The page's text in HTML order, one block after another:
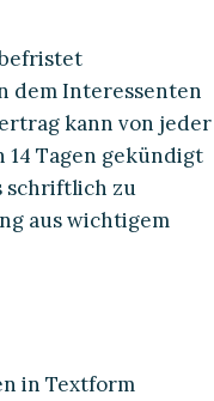
dem Interessenten
kann von jeder
Tagen gekündigt
schriftlich zu
aus wichtigem
in Textform